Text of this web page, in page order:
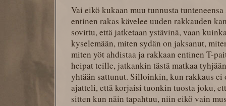
Vai eikö kukaan muu tunnusta
entinen rakas kävelee uuden rakkauden
sovittu, että jatketaan ystävinä, vaan
kyselemään, miten sydän on jaksanut,
miten yöt ahdistaa ja rakkaan entinen T-
heipat teille, jatkankin tästä matkaa
yhtään sattunut. Silloinkin, kun rakkaus ei
ajatteli, että korjaisi tuonkin tuosta joku,
sitten kun näin tapahtuu, niin eikö vain